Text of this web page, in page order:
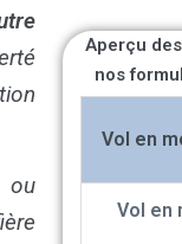
ou
Aperçu
nos
Vol en
Vol en